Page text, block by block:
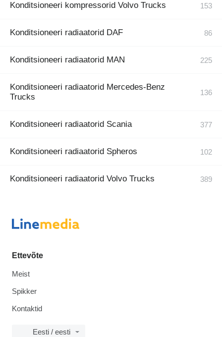
Konditsioneeri kompressorid Volvo Trucks
Konditsioneeri radiaatorid DAF
Konditsioneeri radiaatorid MAN
Konditsioneeri radiaatorid Mercedes-Benz
Trucks
Konditsioneeri radiaatorid Scania
Konditsioneeri radiaatorid Spheros
Konditsioneeri radiaatorid Volvo Trucks
Ettevõte
Meist
Spikker
Kontaktid
Eesti / eesti